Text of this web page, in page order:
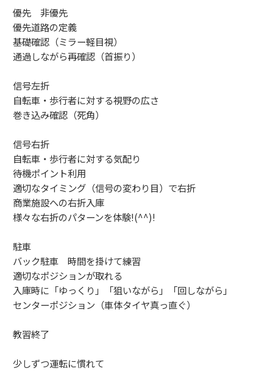
優先 非優先
優先道路の定義
基礎確認（ミラー軽目視）
通過しながら再確認（首振り）
信号左折
自転車・歩行者に対する視野の広さ
巻き込み確認（死角）
信号右折
自転車・歩行者に対する気配り
待機ポイント利用
適切なタイミング（信号の変わり目）で右折
商業施設への右折入庫
様々な右折のパターンを体験!(^^)!
駐車
バック駐車 時間を掛けて練習
適切なポジションが取れる
入庫時に「ゆっくり」「狙いながら」「回しながら」
センターポジション（車体タイヤ真っ直ぐ）
教習終了
少しずつ運転に慣れて